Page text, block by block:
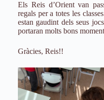
Els Reis d’Orient van
regals per a totes les
estan gaudint dels seus
portaran molts bons
Gràcies, Reis!!